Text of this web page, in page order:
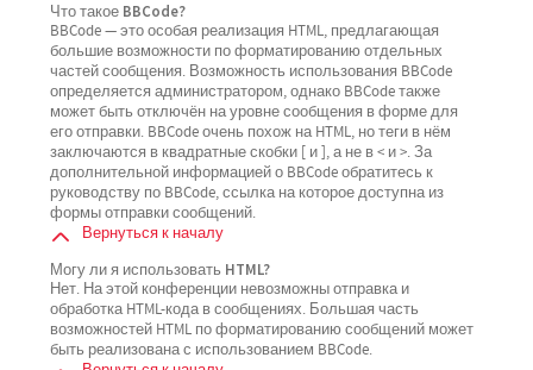
Что такое BBCode?
BBCode — это особая реализация HTML, предлагающая
большие возможности по форматированию отдельных
частей сообщения. Возможность использования BBCode
определяется администратором, однако BBCode также
может быть отключён на уровне сообщения в форме для
его отправки. BBCode очень похож на HTML, но теги в нём
заключаются в квадратные скобки [ и ], а не в < и >. За
дополнительной информацией о BBCode обратитесь к
руководству по BBCode, ссылка на которое доступна из
формы отправки сообщений.
Вернуться к началу
Могу ли я использовать HTML?
Нет. На этой конференции невозможны отправка и
обработка HTML-кода в сообщениях. Большая часть
возможностей HTML по форматированию сообщений может
быть реализована с использованием BBCode.